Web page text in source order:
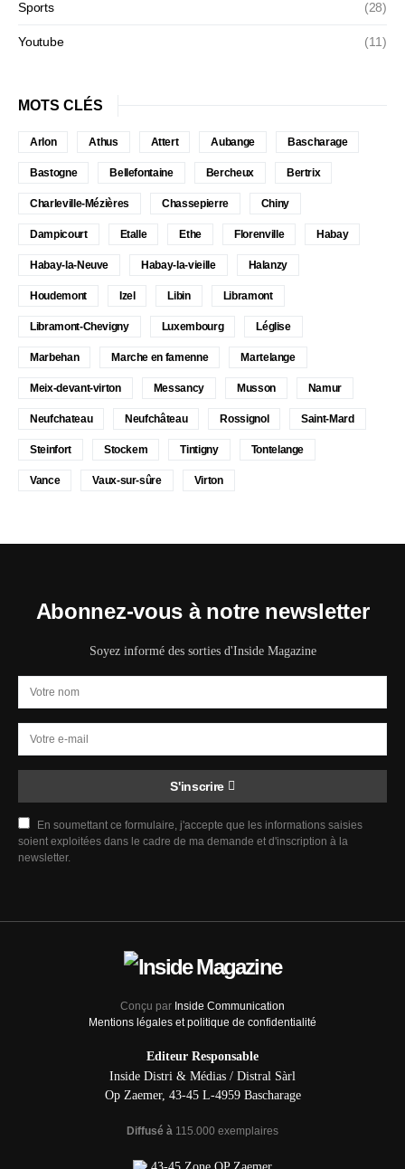
Sports (28)
Youtube (11)
MOTS CLÉS
Arlon Athus Attert Aubange Bascharage
Bastogne Bellefontaine Bercheux Bertrix
Charleville-Mézières Chassepierre Chiny
Dampicourt Etalle Ethe Florenville Habay
Habay-la-Neuve Habay-la-vieille Halanzy
Houdemont Izel Libin Libramont
Libramont-Chevigny Luxembourg Léglise
Marbehan Marche en famenne Martelange
Meix-devant-virton Messancy Musson Namur
Neufchateau Neufchâteau Rossignol Saint-Mard
Steinfort Stockem Tintigny Tontelange
Vance Vaux-sur-sûre Virton
Abonnez-vous à notre newsletter
Soyez informé des sorties d'Inside Magazine
S'inscrire
En soumettant ce formulaire, j'accepte que les informations saisies
soient exploitées dans le cadre de ma demande et d'inscription à la
newsletter.
Conçu par Inside Communication
Mentions légales et politique de confidentialité
Editeur Responsable
Inside Distri & Médias / Distral Sàrl
Op Zaemer, 43-45 L-4959 Bascharage
Diffusé à 115.000 exemplaires